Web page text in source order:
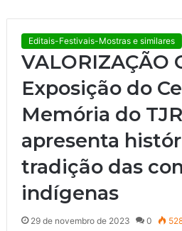
Editais-Festivais-Mostras e similares
VALORIZAÇÃO
Exposição do
Memória do
apresenta
tradição das
indígenas
29 de novembro de 2023 0